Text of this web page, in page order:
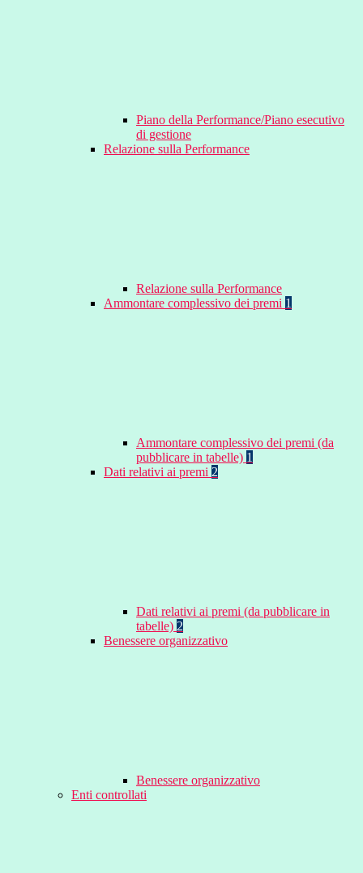
Piano della Performance/Piano esecutivo
di gestione
Relazione sulla Performance
Relazione sulla Performance
Ammontare complessivo dei premi 1
Ammontare complessivo dei premi (da
pubblicare in tabelle) 1
Dati relativi ai premi 2
Dati relativi ai premi (da pubblicare in
tabelle) 2
Benessere organizzativo
Benessere organizzativo
Enti controllati